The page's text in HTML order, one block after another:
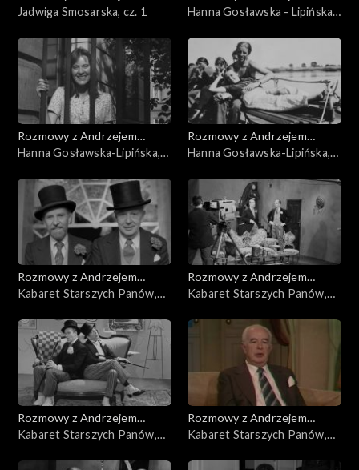
Doboszem
Jadwiga Smosarska, cz. 1
Doboszem
Hanna Gosławska - Lipińska,
Rozmowy z Andrzejem
Doboszem
Hanna Gosławska-Lipińska,
Rozmowy z Andrzejem
Doboszem
Hanna Gosławska-Lipińska,
Rozmowy z Andrzejem
Doboszem
Kabaret Starszych Panów,
Rozmowy z Andrzejem
Doboszem
Kabaret Starszych Panów,
Rozmowy z Andrzejem
Doboszem
Kabaret Starszych Panów,
Rozmowy z Andrzejem
Doboszem
Kabaret Starszych Panów,